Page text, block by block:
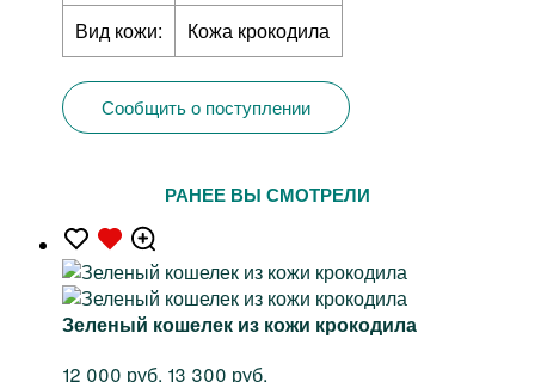
Вид кожи:
Кожа крокодила
Сообщить о поступлении
РАНЕЕ ВЫ СМОТРЕЛИ
Зеленый кошелек из кожи крокодила
12 000 руб. 13 300 руб.